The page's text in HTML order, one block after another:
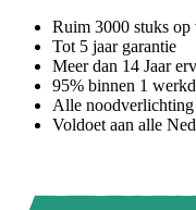
Ruim 3000 stuks op
Tot 5 jaar garantie
Meer dan 14 Jaar
95% binnen 1
Alle noodverlichting
Voldoet aan alle